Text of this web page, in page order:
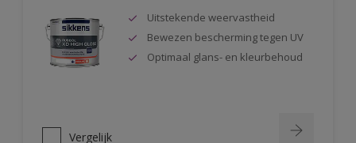
Uitstekende weervastheid
Bewezen bescherming tegen UV
Optimaal glans- en kleurbehoud
Vergelijk